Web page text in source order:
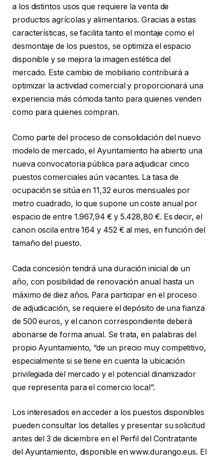
a los distintos usos que requiere la venta de
productos agrícolas y alimentarios. Gracias a estas
características, se facilita tanto el montaje como el
desmontaje de los puestos, se optimiza el espacio
disponible y se mejora la imagen estética del
mercado. Este cambio de mobiliario contribuirá a
optimizar la actividad comercial y proporcionará una
experiencia más cómoda tanto para quienes venden
como para quienes compran.
Como parte del proceso de consolidación del nuevo
modelo de mercado, el Ayuntamiento ha abierto una
nueva convocatoria pública para adjudicar cinco
puestos comerciales aún vacantes. La tasa de
ocupación se sitúa en 11,32 euros mensuales por
metro cuadrado, lo que supone un coste anual por
espacio de entre 1.967,94 € y 5.428,80 €. Es decir, el
canon oscila entre 164 y 452 € al mes, en función del
tamaño del puesto.
Cada concesión tendrá una duración inicial de un
año, con posibilidad de renovación anual hasta un
máximo de diez años. Para participar en el proceso
de adjudicación, se requiere el depósito de una fianza
de 500 euros, y el canon correspondiente deberá
abonarse de forma anual. Se trata, en palabras del
propio Ayuntamiento, “de un precio muy competitivo,
especialmente si se tiene en cuenta la ubicación
privilegiada del mercado y el potencial dinamizador
que representa para el comercio local”.
Los interesados en acceder a los puestos disponibles
pueden consultar los detalles y presentar su solicitud
antes del 3 de diciembre en el Perfil del Contratante
del Ayuntamiento, disponible en www.durango.eus. El